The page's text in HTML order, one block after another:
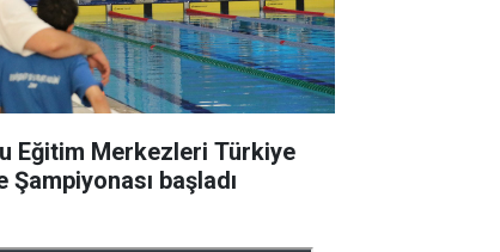
Eğitim Merkezleri Türkiye
Şampiyonası başladı